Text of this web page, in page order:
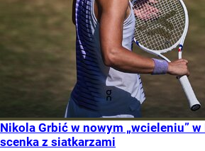
Nikola Grbić w nowym „wcieleniu”
scenka z siatkarzami